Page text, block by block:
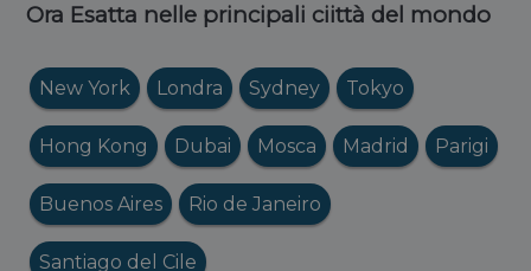
Ora Esatta nelle principali ciittà del mondo
New York Londra Sydney Tokyo
Hong Kong Dubai Mosca Madrid Parigi
Buenos Aires Rio de Janeiro
Santiago del Cile